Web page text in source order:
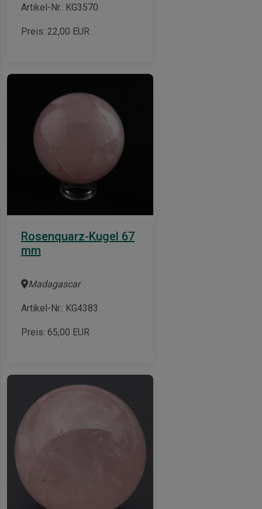
Artikel-Nr.: KG3570
Preis: 22,00 EUR
Rosenquarz-Kugel 67
mm
Madagascar
Artikel-Nr.: KG4383
Preis: 65,00 EUR